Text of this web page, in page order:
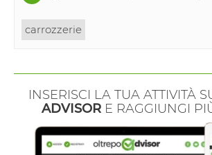
carrozzerie
INSERISCI LA TUA ATTIVITÀ
ADVISOR E RAGGIUNGI